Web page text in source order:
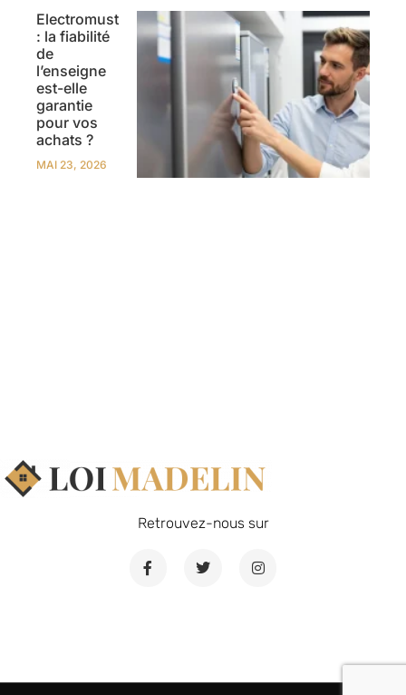
Electromust
: la fiabilité
de
l’enseigne
est-elle
garantie
pour vos
achats ?
MAI 23, 2026
Retrouvez-nous sur